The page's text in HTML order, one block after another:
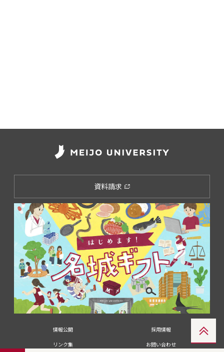
資料請求
情報公開
採用情報
リンク集
お問い合わせ